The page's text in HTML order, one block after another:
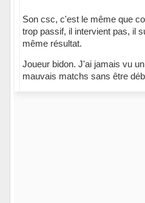
Son csc, c'est le même que
trop passif, il intervient pas, il
même résultat.
Joueur bidon. J'ai jamais vu
mauvais matchs sans être